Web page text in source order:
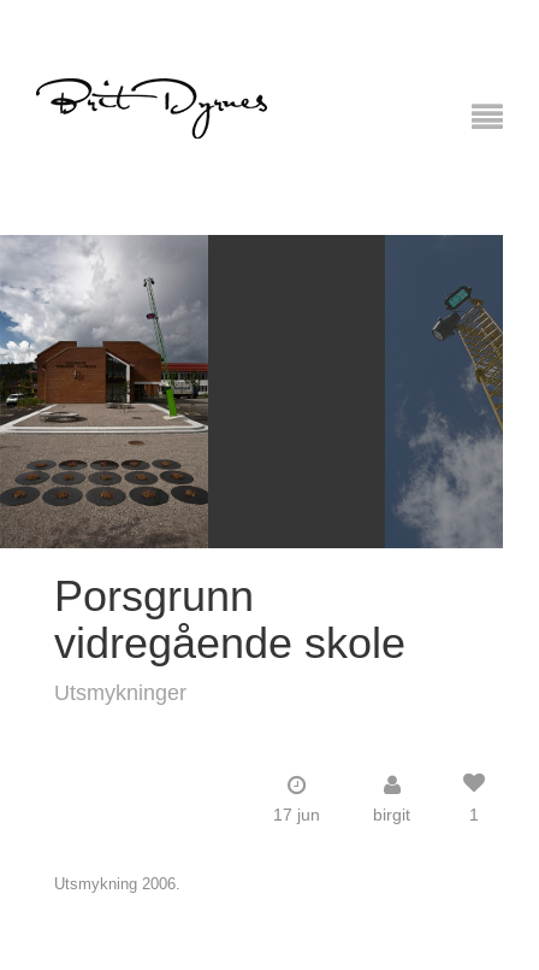
Porsgrunn
vidregående skole
Utsmykninger
17 jun birgit 1
Utsmykning 2006.